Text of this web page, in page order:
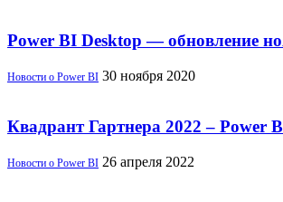
Power BI Desktop — обновление
Новости о Power BI 30 ноября 2020
Квадрант Гартнера 2022 – Power
Новости о Power BI 26 апреля 2022